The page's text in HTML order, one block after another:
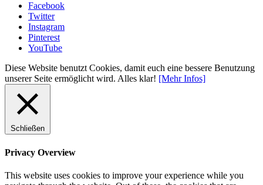
Facebook
Twitter
Instagram
Pinterest
YouTube
Diese Website benutzt Cookies, damit euch eine bessere Benutzung
unserer Seite ermöglicht wird. Alles klar! [Mehr Infos]
Schließen
Privacy Overview
This website uses cookies to improve your experience while you